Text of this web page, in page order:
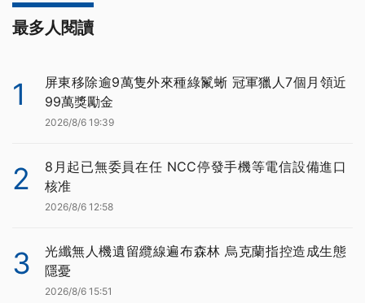
最多人閱讀
1
屏東移除逾9萬隻外來種綠鬣蜥 冠軍獵人7個月領近
99萬獎勵金
2026/8/6 19:39
2
8月起已無委員在任 NCC停發手機等電信設備進口
核准
2026/8/6 12:58
3
光纖無人機遺留纜線遍布森林 烏克蘭指控造成生態
隱憂
2026/8/6 15:51